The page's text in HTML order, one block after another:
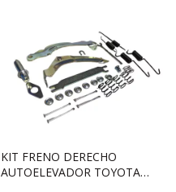
KIT FRENO DERECHO
AUTOELEVADOR TOYOTA